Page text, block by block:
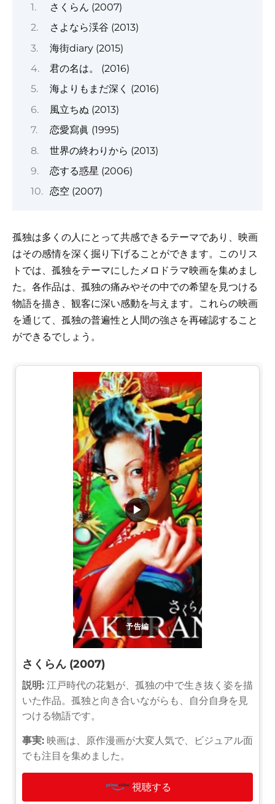
さくらん (2007)
さよなら渓谷 (2013)
海街diary (2015)
君の名は。 (2016)
海よりもまだ深く (2016)
風立ちぬ (2013)
恋愛寫眞 (1995)
世界の終わりから (2013)
恋する惑星 (2006)
恋空 (2007)
孤独は多くの人にとって共感できるテーマであり、映画
はその感情を深く掘り下げることができます。このリス
トでは、孤独をテーマにしたメロドラマ映画を集めまし
た。各作品は、孤独の痛みやその中での希望を見つける
物語を描き、観客に深い感動を与えます。これらの映画
を通じて、孤独の普遍性と人間の強さを再確認すること
ができるでしょう。
予告編
▶
さくらん (2007)
説明: 江戸時代の花魁が、孤独の中で生き抜く姿を描
いた作品。孤独と向き合いながらも、自分自身を見
つける物語です。
事実: 映画は、原作漫画が大変人気で、ビジュアル面
でも注目を集めました。
視聴する